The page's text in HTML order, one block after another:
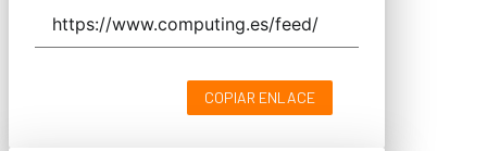
COPIAR ENLACE